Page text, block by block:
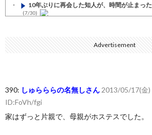
10年ぶりに再会した知人が、時間が止まっ
(7/30)
いきなり円高
【セール】Apple Apple Watch、iPhoneや...
Advertisement
390: しゅらららの名無しさん 2013/05/17(金)
ID:FoVh/fgi
家はずっと片親で、母親がホステスでした。